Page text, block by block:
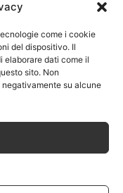
come i cookie
del dispositivo. Il
elaborare dati come il
sito. Non
su alcune